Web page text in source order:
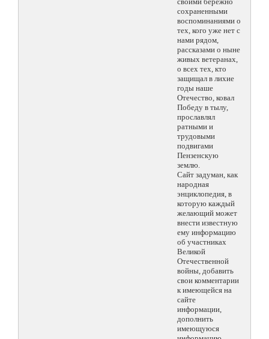
сохраненными
воспоминаниями о
тех, кого уже нет с
нами рядом,
рассказами о ныне
живых ветеранах,
о всех тех, кто
защищал в лихие
годы наше
Отечество, ковал
Победу в тылу,
прославлял
ратными и
трудовыми
подвигами
Пензенскую
землю.
Сайт задуман, как
народная
энциклопедия, в
которую каждый
желающий может
внести известную
ему информацию
об участниках
Великой
Отечественной
войны, добавить
свои комментарии
к имеющейся на
сайте
информации,
дополнить
имеющуюся